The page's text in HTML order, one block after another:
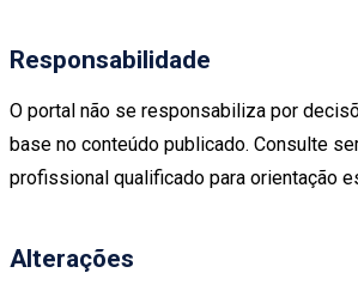
Responsabilidade
O portal não se responsabiliza por
base no conteúdo publicado. Consulte
profissional qualificado para orientação
Alterações